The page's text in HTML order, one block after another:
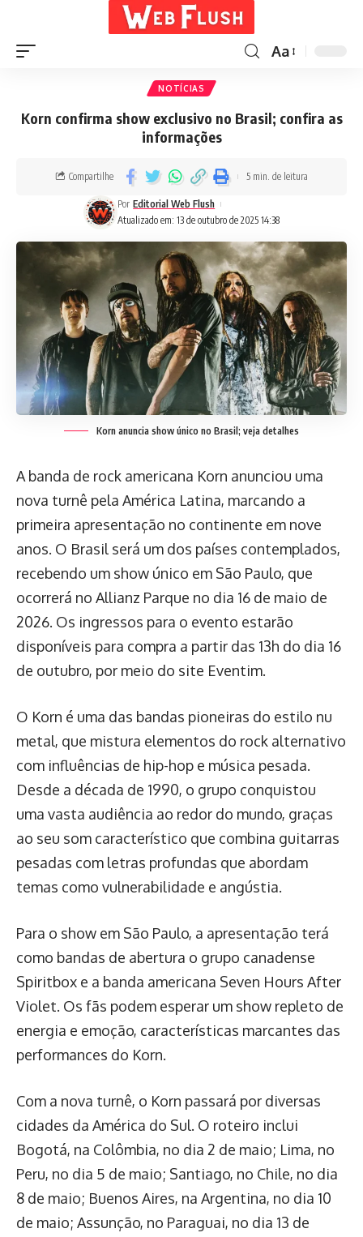
Aa
NOTÍCIAS
Korn confirma show exclusivo no Brasil; confira as
informações
Atualizado em: 13 de outubro de 2025 14:38
Por Editorial Web Flush
Compartilhe 5 min. de leitura
Korn anuncia show único no Brasil; veja detalhes
A banda de rock americana Korn anunciou uma
nova turnê pela América Latina, marcando a
primeira apresentação no continente em nove
anos. O Brasil será um dos países contemplados,
recebendo um show único em São Paulo, que
ocorrerá no Allianz Parque no dia 16 de maio de
2026. Os ingressos para o evento estarão
disponíveis para compra a partir das 13h do dia 16
de outubro, por meio do site Eventim.
O Korn é uma das bandas pioneiras do estilo nu
metal, que mistura elementos do rock alternativo
com influências de hip-hop e música pesada.
Desde a década de 1990, o grupo conquistou
uma vasta audiência ao redor do mundo, graças
ao seu som característico que combina guitarras
pesadas com letras profundas que abordam
temas como vulnerabilidade e angústia.
Para o show em São Paulo, a apresentação terá
como bandas de abertura o grupo canadense
Spiritbox e a banda americana Seven Hours After
Violet. Os fãs podem esperar um show repleto de
energia e emoção, características marcantes das
performances do Korn.
Com a nova turnê, o Korn passará por diversas
cidades da América do Sul. O roteiro inclui
Bogotá, na Colômbia, no dia 2 de maio; Lima, no
Peru, no dia 5 de maio; Santiago, no Chile, no dia
8 de maio; Buenos Aires, na Argentina, no dia 10
de maio; Assunção, no Paraguai, no dia 13 de